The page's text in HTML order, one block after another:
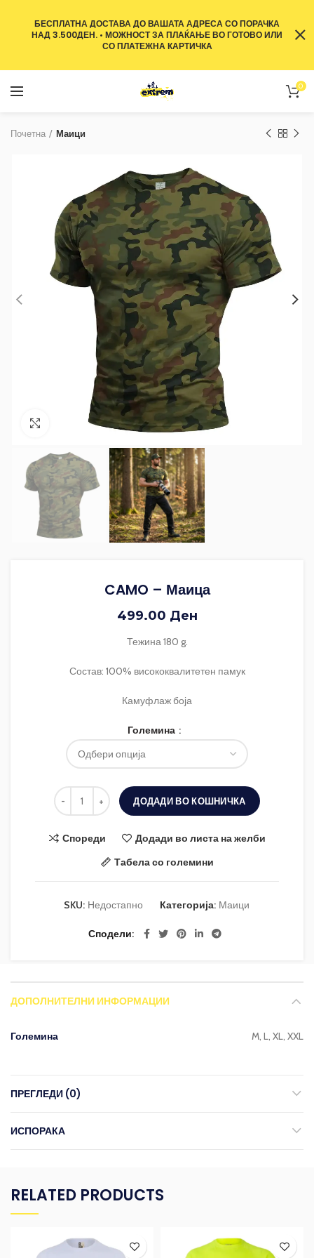
0
Почетна Маици
Зголеми ја фотографијата
CAMO – Маица
499.00 Ден
Тежина 180 g.
Состав: 100% висококвалитетен памук
Камуфлаж боја
Големина
ДОДАДИ ВО КОШНИЧКА
Спореди
Додади во листа на желби
Табела со големини
SKU: Недостапно Категорија: Маици
Сподели
ДОПОЛНИТЕЛНИ ИНФОРМАЦИИ
Големина M, L, XL, XXL
ПРЕГЛЕДИ (0)
ИСПОРАКА
RELATED PRODUCTS
БЕСПЛАТНА ДОСТАВА ДО ВАШАТА АДРЕСА СО ПОРАЧКА
НАД 3.500ДЕН. • МОЖНОСТ ЗА ПЛАЌАЊЕ ВО ГОТОВО ИЛИ
СО ПЛАТЕЖНА КАРТИЧКА